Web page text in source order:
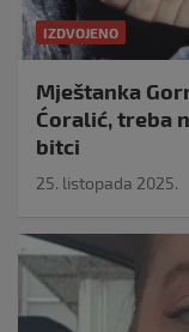
IZDVOJENO
Mještanka
Ćoralić, treba
bitci
25. listopada 2025.